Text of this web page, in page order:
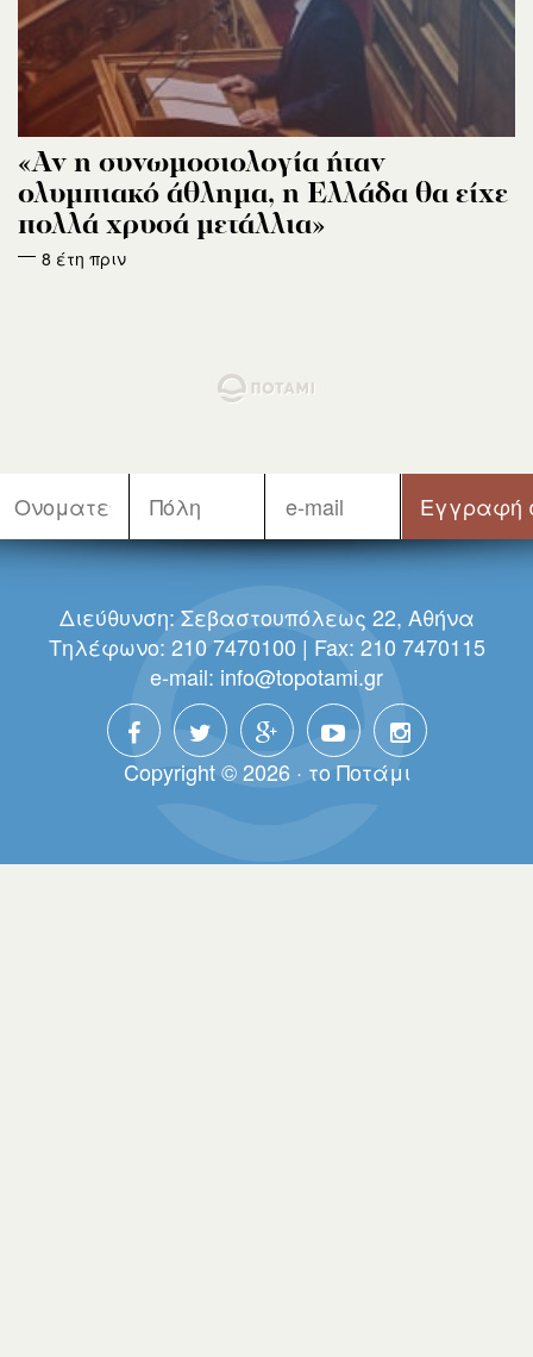
«Αν η συνωμοσιολογία ήταν
ολυμπιακό άθλημα, η Ελλάδα θα είχε
πολλά χρυσά μετάλλια»
8 έτη πριν
Διεύθυνση: Σεβαστουπόλεως 22, Αθήνα
Τηλέφωνο: 210 7470100 | Fax: 210 7470115
e-mail: info@topotami.gr
Copyright © 2026 · τo Πoτάμι